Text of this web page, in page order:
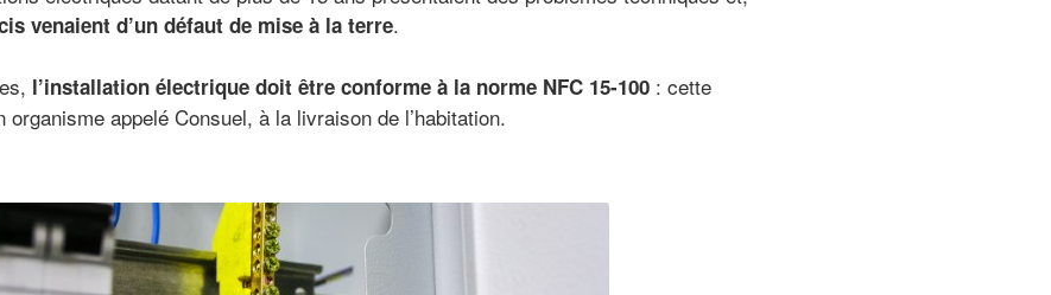
venaient d’un défaut de mise à la terre.
l’installation électrique doit être conforme à la norme NFC 15-100: cette
appelé Consuel, à la livraison de l’habitation.